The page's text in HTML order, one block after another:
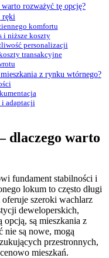
rozważyć tę opcję?
ręki
komfortu
i niższe koszty
personalizacji
transakcyjne
z rynku wtórnego?
i adaptacji
dlaczego warto
fundament stabilności i
lokum to często długi
szeroki wachlarz
deweloperskich,
opcją, są mieszkania z
nie są nowe, mogą
przestronnych,
mieszkań.